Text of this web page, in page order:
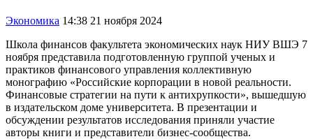
Экономика 14:38 21 ноября 2024
Школа финансов факультета экономических наук НИУ ВШЭ 7
ноября представила подготовленную группой ученых и
практиков финансового управления коллективную
монографию «Российские корпорации в новой реальности.
Финансовые стратегии на пути к антихрупкости», вышедшую
в издательском доме университета. В презентации и
обсуждении результатов исследования приняли участие
авторы книги и представители бизнес-сообщества.